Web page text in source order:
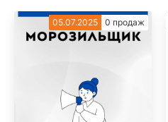
05.07.2025 0 продаж